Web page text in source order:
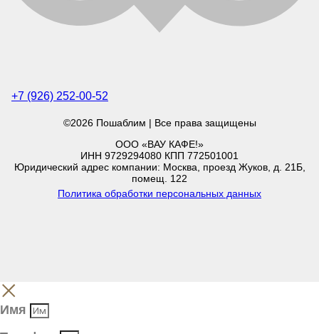
+7 (926) 252-00-52
©2026 Пошаблим | Все права защищены
ООО «ВАУ КАФЕ!»
ИНН 9729294080 КПП 772501001
Юридический адрес компании: Москва, проезд Жуков, д. 21Б,
помещ. 122
Политика обработки персональных данных
Имя